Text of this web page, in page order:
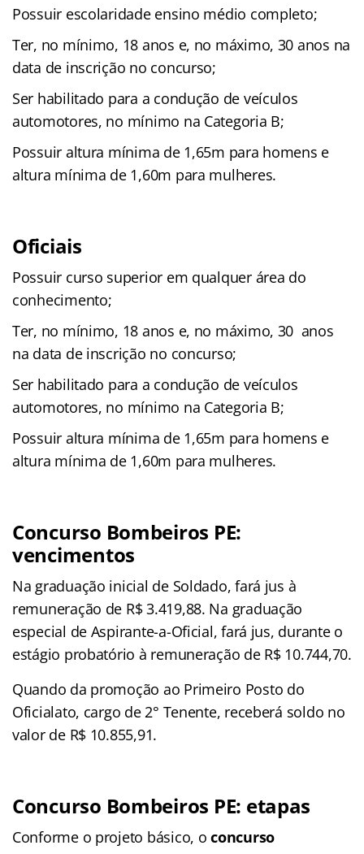
Possuir escolaridade ensino médio completo;
Ter, no mínimo, 18 anos e, no máximo, 30 anos na
data de inscrição no concurso;
Ser habilitado para a condução de veículos
automotores, no mínimo na Categoria B;
Possuir altura mínima de 1,65m para homens e
altura mínima de 1,60m para mulheres.
Oficiais
Possuir curso superior em qualquer área do
conhecimento;
Ter, no mínimo, 18 anos e, no máximo, 30 anos
na data de inscrição no concurso;
Ser habilitado para a condução de veículos
automotores, no mínimo na Categoria B;
Possuir altura mínima de 1,65m para homens e
altura mínima de 1,60m para mulheres.
Concurso Bombeiros PE:
vencimentos
Na graduação inicial de Soldado, fará jus à
remuneração de R$ 3.419,88. Na graduação
especial de Aspirante-a-Oficial, fará jus, durante o
estágio probatório à remuneração de R$ 10.744,70.
Quando da promoção ao Primeiro Posto do
Oficialato, cargo de 2° Tenente, receberá soldo no
valor de R$ 10.855,91.
Concurso Bombeiros PE: etapas
Conforme o projeto básico, oconcurso